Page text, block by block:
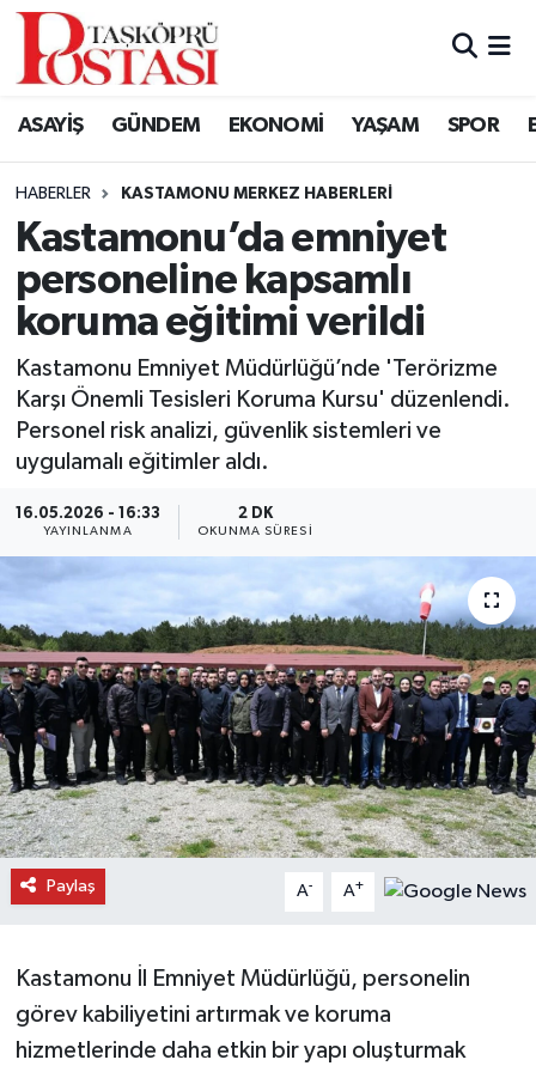
ASAYİŞ GÜNDEM EKONOMİ YAŞAM SPOR
HABERLER KASTAMONU MERKEZ HABERLERI
Kastamonu’da emniyet
personeline kapsamlı
koruma eğitimi verildi
Kastamonu Emniyet Müdürlüğü’nde 'Terörizme
Karşı Önemli Tesisleri Koruma Kursu' düzenlendi.
Personel risk analizi, güvenlik sistemleri ve
uygulamalı eğitimler aldı.
16.05.2026 - 16:33
YAYINLANMA
2 DK
OKUNMA SÜRESI
Paylaş A- A+
Kastamonu İl Emniyet Müdürlüğü, personelin
görev kabiliyetini artırmak ve koruma
hizmetlerinde daha etkin bir yapı oluşturmak
Kastamonu Vefat Edenler
Araç Haberleri
Azdavay Haberleri
Bozkurt Haberleri
Çatalzeytin Haberleri
Cide Haberleri
Daday Haberleri
Devrekani Haberleri
Doğanyurt Haberleri
Hanönü Haberleri
İhsangazi Haberleri
İnebolu Haberleri
Merkez Haberleri